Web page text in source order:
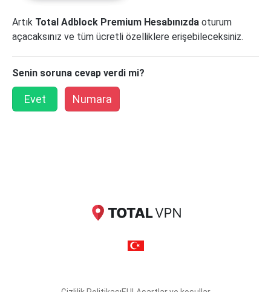
Artık Total Adblock Premium Hesabınızda oturum
açacaksınız ve tüm ücretli özelliklere erişebileceksiniz.
Senin soruna cevap verdi mi?
Evet Numara